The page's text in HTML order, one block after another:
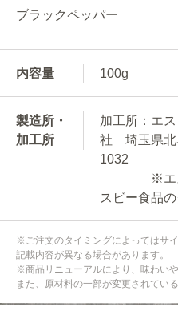
ブラックペッパー
内容量 100g
製造所・
加工所
加工所：エ
社 埼玉県北
1032
※エスビ
スビー食品
※ご注文のタイミングによってはサ
記載内容が異なる場合があります。
※商品リニューアルにより、味わい
また、原材料の一部が変更されてい